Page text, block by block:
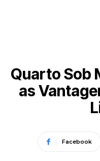
Quarto Sob
as
Facebook